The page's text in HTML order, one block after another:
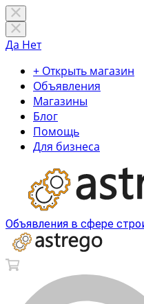
Да Нет
+ Открыть магазин
Объявления
Магазины
Блог
Помощь
Для бизнеса
Объявления в сфере